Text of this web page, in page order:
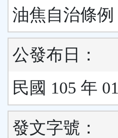
油焦自治條例
公發布日：
民國 105 年
發文字號：